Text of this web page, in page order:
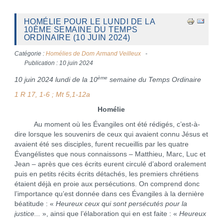
HOMÉLIE POUR LE LUNDI DE LA
10ÈME SEMAINE DU TEMPS
ORDINAIRE (10 JUIN 2024)
Catégorie : Homélies de Dom Armand Veilleux
Publication : 10 juin 2024
10 juin 2024 lundi de la 10ème semaine du Temps Ordinaire
1 R 17, 1-6 ; Mt 5,1-12a
Homélie
Au moment où les Évangiles ont été rédigés, c’est-à-
dire lorsque les souvenirs de ceux qui avaient connu Jésus et
avaient été ses disciples, furent recueillis par les quatre
Évangélistes que nous connaissons – Matthieu, Marc, Luc et
Jean – après que ces écrits eurent circulé d’abord oralement
puis en petits récits écrits détachés, les premiers chrétiens
étaient déjà en proie aux persécutions. On comprend donc
l’importance qu’est donnée dans ces Évangiles à la dernière
béatitude : « Heureux ceux qui sont persécutés pour la
justice... », ainsi que l’élaboration qui en est faite : « Heureux